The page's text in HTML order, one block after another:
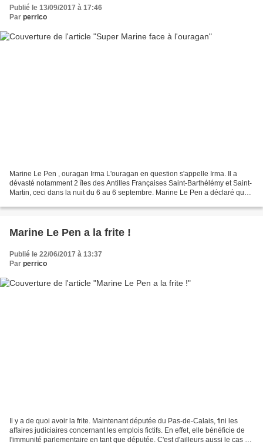
Publié le 13/09/2017 à 17:46
Par perrico
Marine Le Pen , ouragan Irma L'ouragan en question s'appelle Irma. Il a
dévasté notamment 2 îles des Antilles Françaises Saint-Barthélémy et Saint-
Martin, ceci dans la nuit du 6 au 6 septembre. Marine Le Pen a déclaré que
Marine Le Pen a la frite !
Publié le 22/06/2017 à 13:37
Par perrico
Il y a de quoi avoir la frite. Maintenant députée du Pas-de-Calais, fini les
affaires judiciaires concernant les emplois fictifs. En effet, elle bénéficie de
l'immunité parlementaire en tant que députée. C'est d'ailleurs aussi le cas de